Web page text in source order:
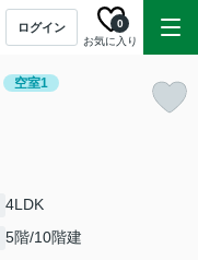
ログイン
お気に入り
0
空室1
4LDK
5階/10階建